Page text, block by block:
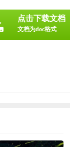
点击下载文档
文档为doc格式